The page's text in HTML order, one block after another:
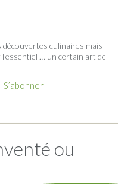
découvertes culinaires mais
… un certain art de
S’abonner
ou